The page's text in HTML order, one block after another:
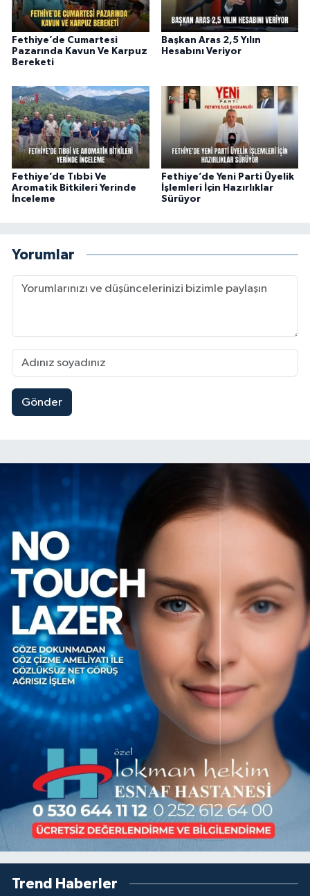
Fethiye’de Cumartesi
Pazarında Kavun Ve Karpuz
Bereketi
Başkan Aras 2,5 Yılın
Hesabını Veriyor
Fethiye’de Tıbbi Ve
Aromatik Bitkileri Yerinde
İnceleme
Fethiye’de Yeni Parti Üyelik
İşlemleri İçin Hazırlıklar
Sürüyor
Yorumlar
Gönder
Trend Haberler